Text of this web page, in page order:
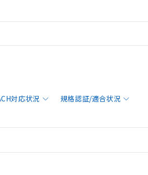
対応状況 規格認証/適合状況